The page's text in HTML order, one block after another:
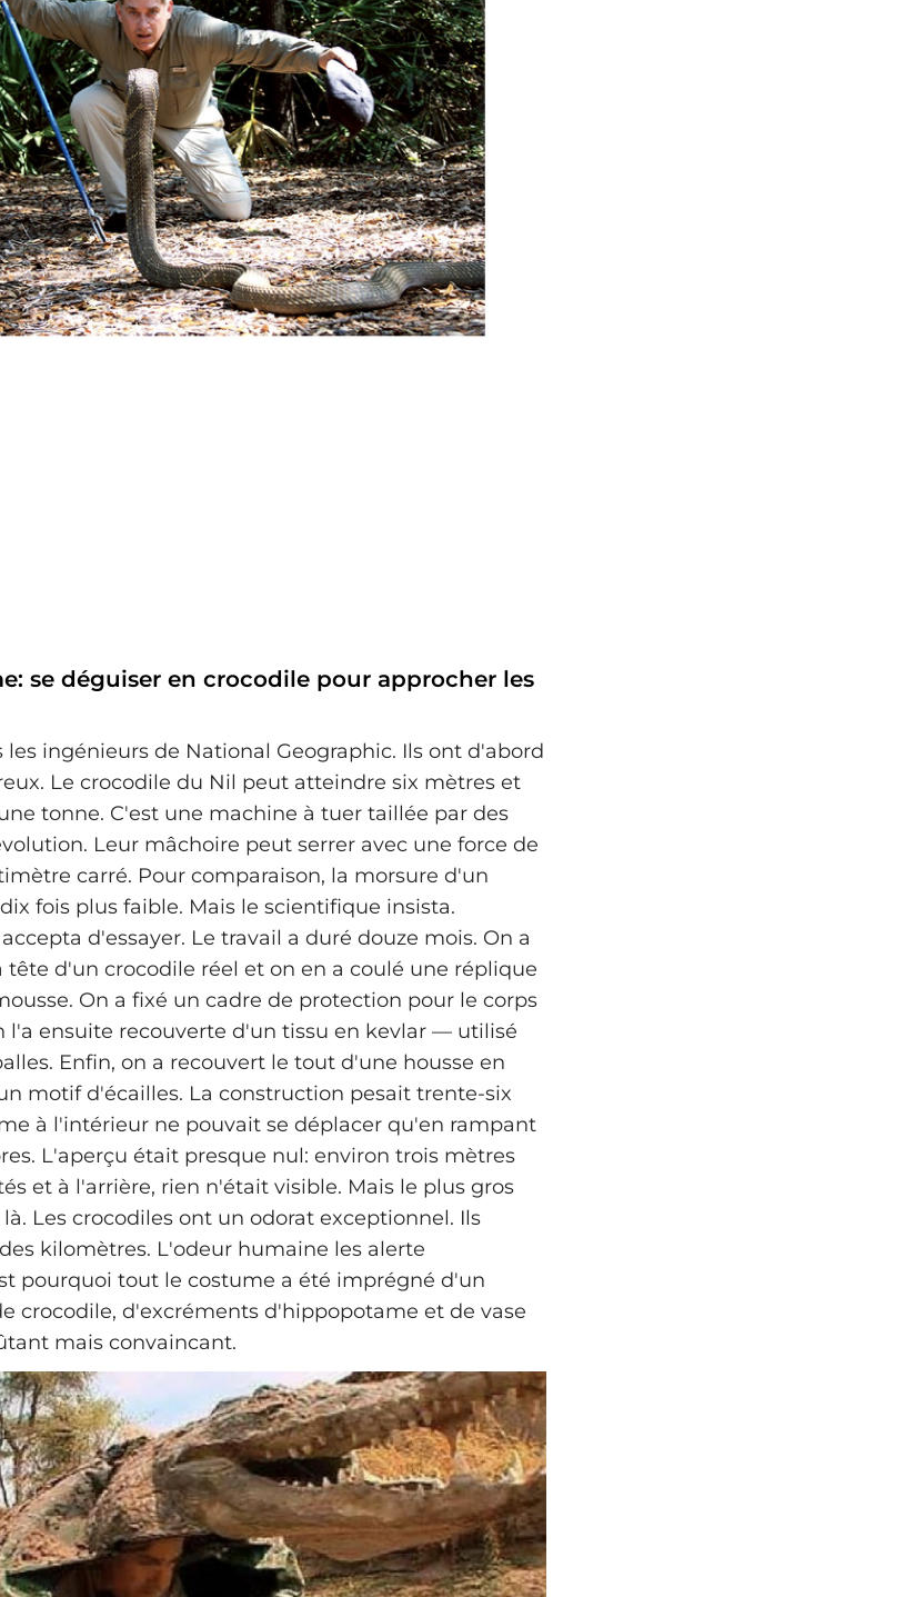
se déguiser en crocodile pour approcher les
les ingénieurs de National Geographic. Ils ont d'abord
Le crocodile du Nil peut atteindre six mètres et
tonne. C'est une machine à tuer taillée par des
Leur mâchoire peut serrer avec une force de
carré. Pour comparaison, la morsure d'un
fois plus faible. Mais le scientifique insista.
d'essayer. Le travail a duré douze mois. On a
d'un crocodile réel et on en a coulé une réplique
On a fixé un cadre de protection pour le corps
l'a ensuite recouverte d'un tissu en kevlar — utilisé
Enfin, on a recouvert le tout d'une housse en
motif d'écailles. La construction pesait trente-six
à l'intérieur ne pouvait se déplacer qu'en rampant
L'aperçu était presque nul: environ trois mètres
et à l'arrière, rien n'était visible. Mais le plus gros
Les crocodiles ont un odorat exceptionnel. Ils
kilomètres. L'odeur humaine les alerte
pourquoi tout le costume a été imprégné d'un
crocodile, d'excréments d'hippopotame et de vase
mais convaincant.